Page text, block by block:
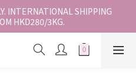
香港順豐站、營業點或智能櫃取
。
INTERNATIONAL SHIPPING
HKD280/3KG.
香港順豐站、營業點或智能櫃取